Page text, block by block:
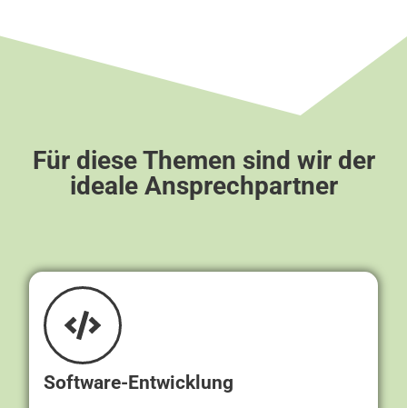
Für diese Themen sind wir der
ideale Ansprechpartner
Software-Entwicklung